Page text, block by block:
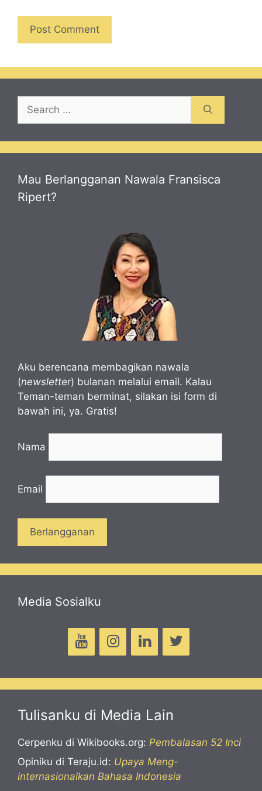
Search
for:
Mau Berlangganan Nawala Fransisca
Ripert?
Aku berencana membagikan nawala
(newsletter) bulanan melalui email. Kalau
Teman-teman berminat, silakan isi form di
bawah ini, ya. Gratis!
Nama
Email
Media Sosialku
Tulisanku di Media Lain
Cerpenku di Wikibooks.org: Pembalasan 52 Inci
Opiniku di Teraju.id: Upaya Meng-
internasionalkan Bahasa Indonesia